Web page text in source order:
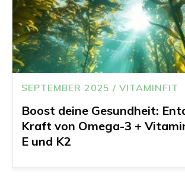
SEPTEMBER 2025 / VITAMINFIT
Boost deine Gesundheit:
Kraft von Omega-3 +
E und K2